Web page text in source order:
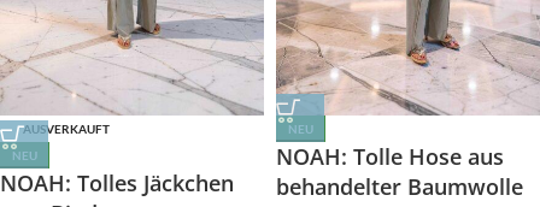
AUSVERKAUFT
NEU
NOAH: Tolles Jäckchen
NEU
NOAH: Tolle Hose aus
behandelter Baumwolle